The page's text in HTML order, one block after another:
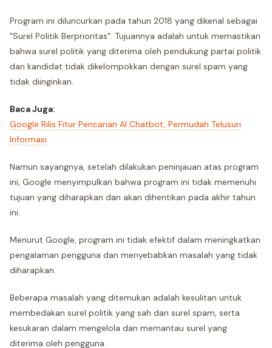
Program ini diluncurkan pada tahun 2018 yang dikenal sebagai
"Surel Politik Berprioritas". Tujuannya adalah untuk memastikan
bahwa surel politik yang diterima oleh pendukung partai politik
dan kandidat tidak dikelompokkan dengan surel spam yang
tidak diinginkan.
Baca Juga:
Google Rilis Fitur Pencarian AI Chatbot, Permudah Telusuri
Informasi
Namun sayangnya, setelah dilakukan peninjauan atas program
ini, Google menyimpulkan bahwa program ini tidak memenuhi
tujuan yang diharapkan dan akan dihentikan pada akhir tahun
ini.
Menurut Google, program ini tidak efektif dalam meningkatkan
pengalaman pengguna dan menyebabkan masalah yang tidak
diharapkan.
Beberapa masalah yang ditemukan adalah kesulitan untuk
membedakan surel politik yang sah dan surel spam, serta
kesukaran dalam mengelola dan memantau surel yang
diterima oleh pengguna.